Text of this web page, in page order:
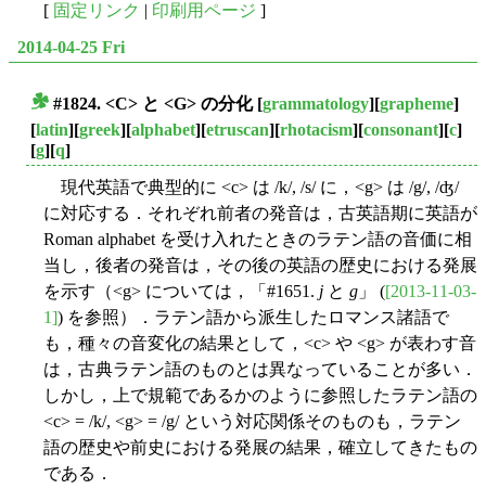
[ 固定リンク | 印刷用ページ ]
2014-04-25 Fri
#1824. <C> と <G> の分化[grammatology][grapheme]
[latin][greek][alphabet][etruscan][rhotacism][consonant][c]
[g][q]
現代英語で典型的に <c> は /k/, /s/ に，<g> は /g/, /ʤ/
に対応する．それぞれ前者の発音は，古英語期に英語が
Roman alphabet を受け入れたときのラテン語の音価に相
当し，後者の発音は，その後の英語の歴史における発展
を示す（<g> については，「#1651. j と g 」 ([2013-11-03-
1]) を参照）．ラテン語から派生したロマンス諸語で
も，種々の音変化の結果として，<c> や <g> が表わす音
は，古典ラテン語のものとは異なっていることが多い．
しかし，上で規範であるかのように参照したラテン語の
<c> = /k/, <g> = /g/ という対応関係そのものも，ラテン
語の歴史や前史における発展の結果，確立してきたもの
である．